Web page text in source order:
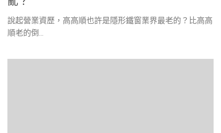
說起營業資歷，高高順也許是隱形鐵窗業界最老的？比高高
順老的倒...